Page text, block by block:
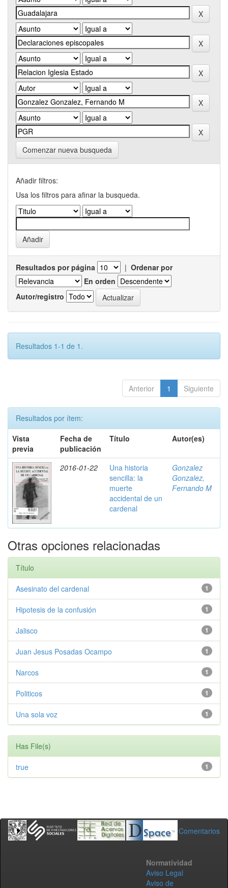
Comenzar nueva busqueda
Añadir filtros:
Usa los filtros para afinar la busqueda.
Resultados por página | Ordenar por
En orden
Autor/registro
Resultados 1-1 de 1.
Anterior 1 Siguiente
Resultados por ítem:
Vista
previa
Fecha de
publicación
Título Autor(es)
2016-01-22
Una historia
sencilla: la
muerte
accidental de un
cardenal
Gonzalez
Gonzalez,
Fernando M
Otras opciones relacionadas
Título
1
Asesinato del cardenal
1
Hipotesis de la confusión
1
Jalisco
1
Juan Jesus Posadas Ocampo
1
Narcos
1
Politicos
1
Una sola voz
Has File(s)
1
true
Comentarios
Normatividad
Aviso Legal
Aviso de